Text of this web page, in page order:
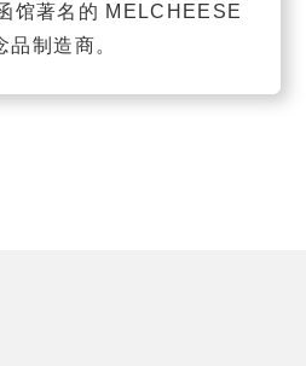
馆著名的 MELCHEESE
制造商。